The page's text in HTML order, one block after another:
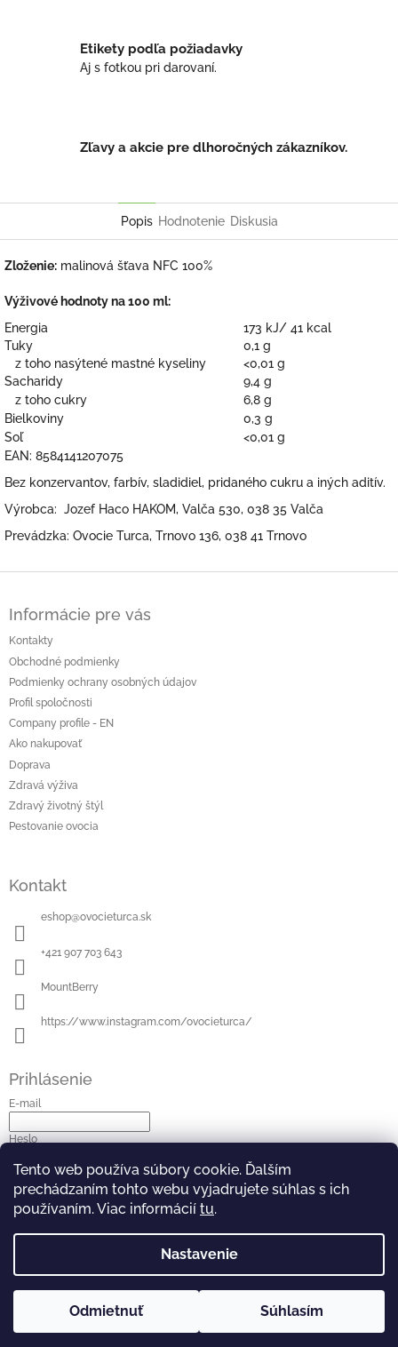
Tento web používa súbory cookie. Ďalším
prechádzaním tohto webu vyjadrujete súhlas s ich
používaním. Viac informácií tu.
Nastavenie
Odmietnuť Súhlasím
Etikety podľa požiadavky
Aj s fotkou pri darovaní.
Zľavy a akcie pre dlhoročných zákazníkov.
Popis Hodnotenie Diskusia
Zloženie: malinová šťava NFC 100%
Výživové hodnoty na 100 ml:
Energia
173 kJ/ 41 kcal
Tuky
0,1 g
z toho nasýtené mastné kyseliny
<0,01 g
Sacharidy
9,4 g
z toho cukry
6,8 g
Bielkoviny
0,3 g
Soľ
<0,01 g
EAN: 8584141207075
Bez konzervantov, farbív, sladidiel, pridaného cukru a iných aditív.
Výrobca: Jozef Haco HAKOM, Valča 530, 038 35 Valča
Prevádzka: Ovocie Turca, Trnovo 136, 038 41 Trnovo
Informácie pre vás
Kontakty
Obchodné podmienky
Podmienky ochrany osobných údajov
Profil spoločnosti
Company profile - EN
Ako nakupovať
Doprava
Zdravá výživa
Zdravý životný štýl
Pestovanie ovocia
Kontakt
eshop@ovocieturca.sk
+421 907 703 643
MountBerry
https://www.instagram.com/ovocieturca/
Prihlásenie
E-mail
Heslo
Prihlásiť sa
Nová registráciaZabudnuté heslo